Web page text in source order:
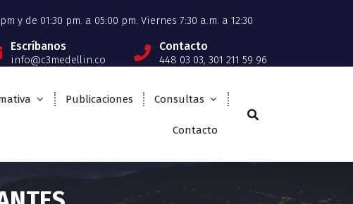
y de 01:30 pm. a 05:00 pm. Viernes 7:30 a.m. a 12:30
Escríbanos
info@c3medellin.co
Contacto
448 03 03, 301 211 59 96
Publicaciones Consultas
Contacto